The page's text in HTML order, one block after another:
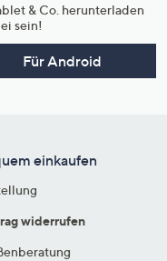
& Co. herunterladen
sein!
Für Android
einkaufen
widerrufen